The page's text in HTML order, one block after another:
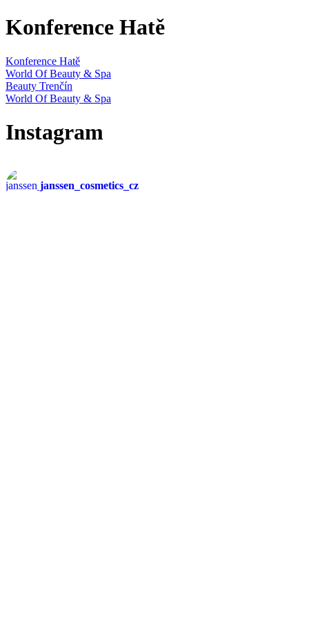
Konference Hatě
Konference Hatě
World Of Beauty & Spa
Beauty Trenčín
World Of Beauty & Spa
Instagram
janssen_cosmetics_cz